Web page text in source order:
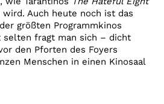
Auch heute noch ist das
größten Programmkinos
selten fragt man sich – dicht
den Pforten des Foyers
Menschen in einen Kinosaal